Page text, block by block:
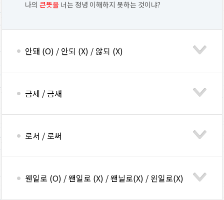
나의 큰뜻을 너는 정녕 이해하지 못하는 것이냐?
안돼 (O) / 안되 (X) / 않되 (X)
금세 / 금새
로서 / 로써
웬일로 (O) / 왠일로 (X) / 왠닐로(X) / 왼일로(X)